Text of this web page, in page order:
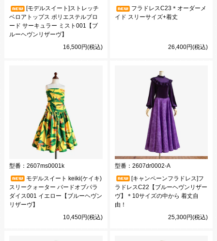
[モデルスイート]ストレッチ
ベロアトップス ポリエステルブロ
ード サーキュラー ミスト001【ブ
ルーヘヴンリザーヴ】
16,500円(税込)
フラドレスC23＊オーダーメ
イド スリーサイズ+着丈
26,400円(税込)
型番： 2607ms0001k
モデルスイート keiki(ケイキ)
スリークォーター バードオブパラ
ダイス001 イエロー【ブルーヘヴン
リザーヴ】
10,450円(税込)
型番： 2607dr0002-A
[キャンペーンフラドレス]フ
ラドレスC22【ブルーヘヴンリザー
ヴ】＊10サイズの中から 着丈自
由！
25,300円(税込)